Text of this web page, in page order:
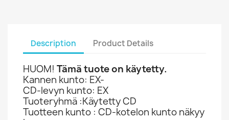
Description Product Details
HUOM! Tämä tuote on käytetty.
Kannen kunto: EX-
CD-levyn kunto: EX
Tuoteryhmä :Käytetty CD
Tuotteen kunto : CD-kotelon kunto näkyy